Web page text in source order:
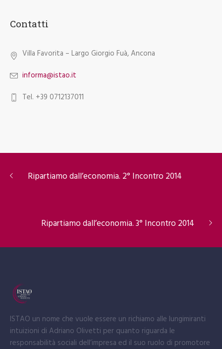
Contatti
Villa Favorita – Largo Giorgio Fuà, Ancona
informa@istao.it
Tel. +39 0712137011
Ripartiamo dall’economia. 2° Incontro 2014
Ripartiamo dall’economia. 3° Incontro 2014
ISTAO un nome che vuole essere un richiamo alle lungimiranti
intuizioni di Adriano Olivetti per quanto riguarda le
responsabilità sociali dell’impresa ed il suo ruolo di promotore